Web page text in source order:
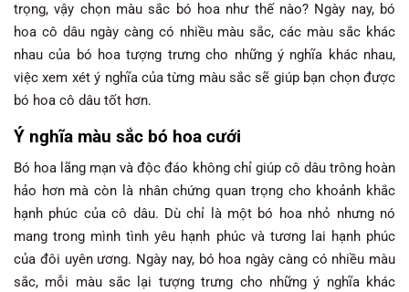
trọng, vậy chọn màu sắc bó hoa như thế nào? Ngày nay, bó
hoa cô dâu ngày càng có nhiều màu sắc, các màu sắc khác
nhau của bó hoa tượng trưng cho những ý nghĩa khác nhau,
việc xem xét ý nghĩa của từng màu sắc sẽ giúp bạn chọn được
bó hoa cô dâu tốt hơn.
Ý nghĩa màu sắc bó hoa cưới
Bó hoa lãng mạn và độc đáo không chỉ giúp cô dâu trông hoàn
hảo hơn mà còn là nhân chứng quan trọng cho khoảnh khắc
hạnh phúc của cô dâu. Dù chỉ là một bó hoa nhỏ nhưng nó
mang trong mình tình yêu hạnh phúc và tương lai hạnh phúc
của đôi uyên ương. Ngày nay, bó hoa ngày càng có nhiều màu
sắc, mỗi màu sắc lại tượng trưng cho những ý nghĩa khác